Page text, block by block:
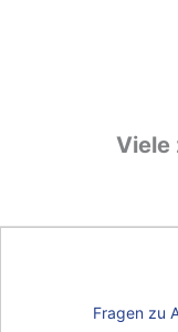
Viele
Fragen zu